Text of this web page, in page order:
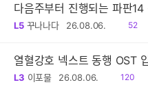
다음주부터 진행되는 파판14
L5 꾸나나다 26.08.06.
읽
52
열혈강호 넥스트 동행 OST
L3 이포물 26.08.06.
읽
120